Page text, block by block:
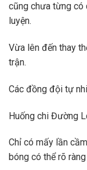
cũng chưa từng có
luyện.
Vừa lên đến thay
trận.
Các đồng đội tự
Huống chi Đường
Chỉ có mấy lần
bóng có thể rõ ràng